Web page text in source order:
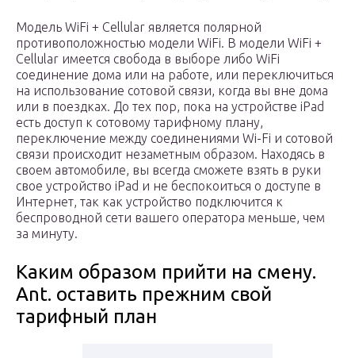
Модель WiFi + Cellular является полярной
противоположностью модели WiFi. В модели WiFi +
Cellular имеется свобода в выборе либо WiFi
соединение дома или на работе, или переключиться
на использование сотовой связи, когда вы вне дома
или в поездках. До тех пор, пока на устройстве iPad
есть доступ к сотовому тарифному плану,
переключение между соединениями Wi-Fi и сотовой
связи происходит незаметным образом. Находясь в
своем автомобиле, вы всегда сможете взять в руки
свое устройство iPad и не беспокоиться о доступе в
Интернет, так как устройство подключится к
беспроводной сети вашего оператора меньше, чем
за минуту.
Каким образом прийти на смену.
Ant. оставить прежним свой
тарифный план